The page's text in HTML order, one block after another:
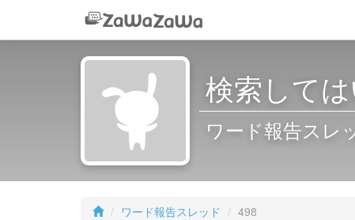
検索して
ワード報告スレ
ワード報告スレッド 498